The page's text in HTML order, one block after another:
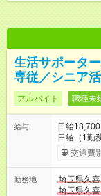
生活サポータ
専従／シニア
アルバイト 職種未
給与
日給
日給（1勤
可・昇給可 【試用期間】試用期間あり 試用期間の長さ：3ヶ月
雇用形態
交通費
勤務地
埼玉県久
埼玉県久